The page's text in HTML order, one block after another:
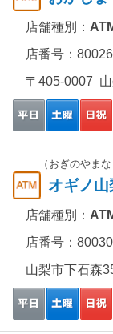
店舗種別：
店番号：80026
〒405-0007
（おぎのやま
オギノ
店舗種別：
店番号：80030
山梨市下石森